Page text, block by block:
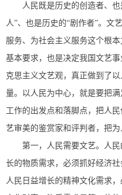
人民既是历史的创造者、
人”、也是历史的“剧作者”。文
服务、为社会主义服务这个根
基本要求，也是决定我国文艺
克思主义文艺观，真正做到了
量。以人民为中心，就是要把
工作的出发点和落脚点，把人
艺审美的鉴赏家和评判者，把
第一，人民需要文艺。人
长的物质需求，必须抓好经济
人民日益增长的精神文化需求